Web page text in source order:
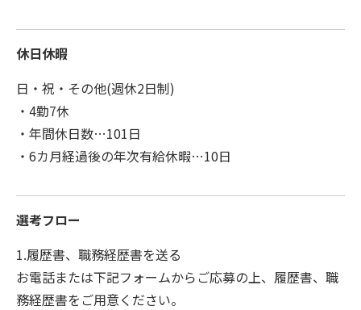
休日休暇
日・祝・その他(週休2日制)
・4勤7休
・年間休日数…101日
・6カ月経過後の年次有給休暇…10日
選考フロー
1.履歴書、職務経歴書を送る
お電話または下記フォームからご応募の上、履歴書、職
務経歴書をご用意ください。